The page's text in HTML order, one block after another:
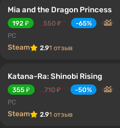
Mia and the Dragon Princess
192 ₽ 550 ₽
-65%
PC
Steam 2.91 отзыв
Katana-Ra: Shinobi Rising
355 ₽ 710 ₽
-50%
PC
Steam 2.91 отзыв